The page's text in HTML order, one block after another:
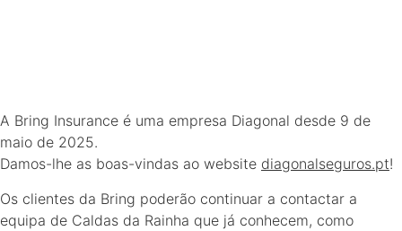
A Bring Insurance é uma empresa Diagonal desde 9 de
maio de 2025.
Damos-lhe as boas-vindas ao website diagonalseguros.pt!
Os clientes da Bring poderão continuar a contactar a
equipa de Caldas da Rainha que já conhecem, como